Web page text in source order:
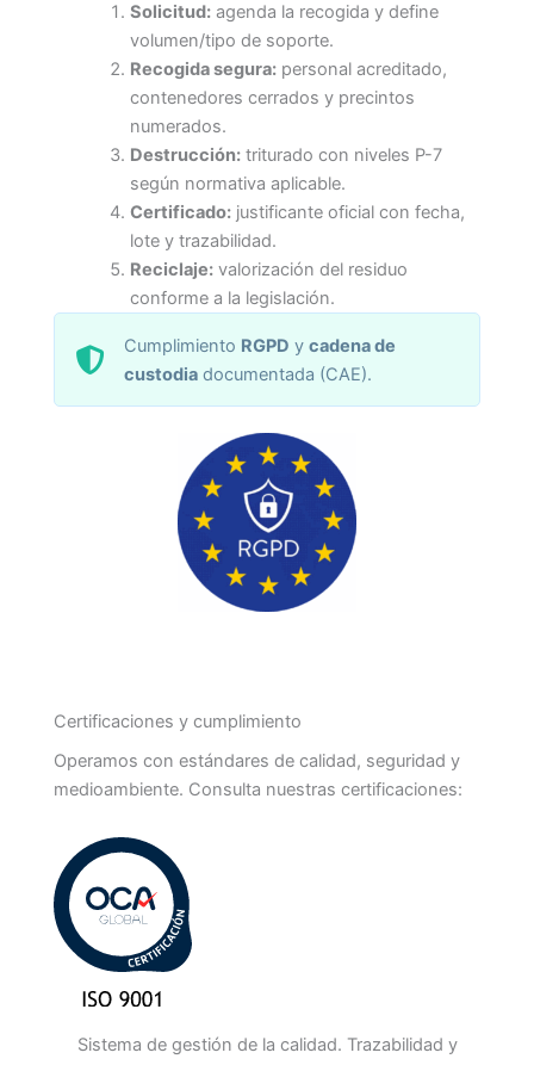
Solicitud:agenda la recogida y define
volumen/tipo de soporte.
Recogida segura:personal acreditado,
contenedores cerrados y precintos
numerados.
Destrucción:triturado con niveles P-7
según normativa aplicable.
Certificado:justificante oficial con fecha,
lote y trazabilidad.
Reciclaje:valorización del residuo
conforme a la legislación.
Cumplimiento RGPD ycadena de
custodia documentada (CAE).
Certificaciones y cumplimiento
Operamos con estándares de calidad, seguridad y
medioambiente. Consulta nuestras certificaciones:
Sistema de gestión de la calidad. Trazabilidad y